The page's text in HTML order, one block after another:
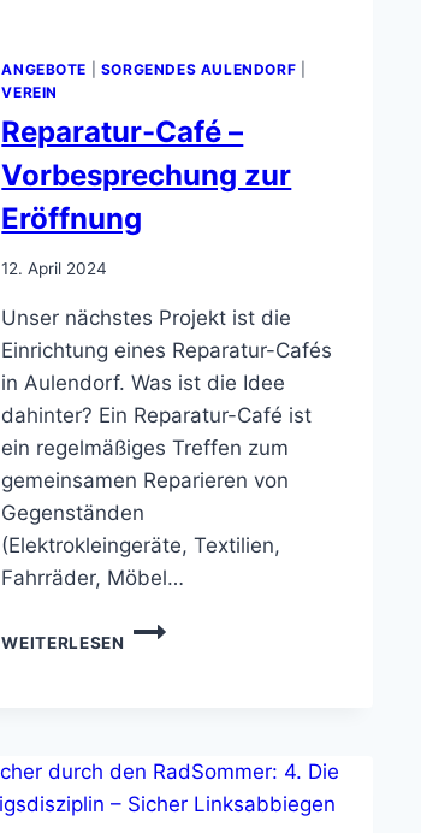
ANGEBOTE SORGENDES AULENDORF
VEREIN
Reparatur-Café –
Vorbesprechung zur
Eröffnung
12. April 2024
Unser nächstes Projekt ist die
Einrichtung eines Reparatur-Cafés
in Aulendorf. Was ist die Idee
dahinter? Ein Reparatur-Café ist
ein regelmäßiges Treffen zum
gemeinsamen Reparieren von
Gegenständen
(Elektrokleingeräte, Textilien,
Fahrräder, Möbel…
WEITERLESEN
REPARATUR-